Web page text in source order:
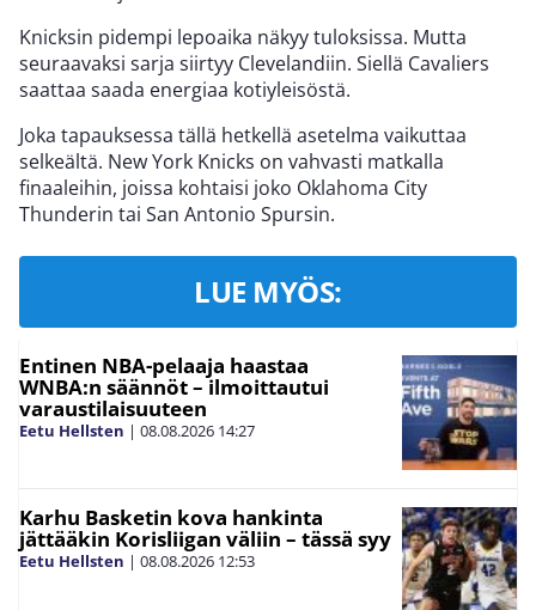
Knicksin pidempi lepoaika näkyy tuloksissa. Mutta
seuraavaksi sarja siirtyy Clevelandiin. Siellä Cavaliers
saattaa saada energiaa kotiyleisöstä.
Joka tapauksessa tällä hetkellä asetelma vaikuttaa
selkeältä. New York Knicks on vahvasti matkalla
finaaleihin, joissa kohtaisi joko Oklahoma City
Thunderin tai San Antonio Spursin.
LUE MYÖS:
Entinen NBA-pelaaja haastaa
WNBA:n säännöt – ilmoittautui
varaustilaisuuteen
Eetu Hellsten | 08.08.2026 14:27
Karhu Basketin kova hankinta
jättääkin Korisliigan väliin – tässä syy
Eetu Hellsten | 08.08.2026 12:53